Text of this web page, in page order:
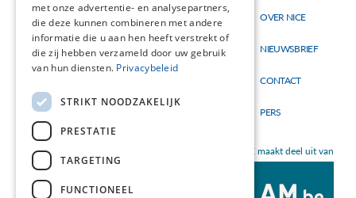
Hoofdnavigatie
Thema's
Materialen
Nieuw
Topmenu
OVER NICE
NIEUWSBRIEF
CONTACT
PERS
NICE maakt deel uit van
met onze advertentie- en analysepartners,
die deze kunnen combineren met andere
informatie die u aan hen heeft verstrekt of
die zij hebben verzameld door uw gebruik
van hun diensten. Privacybeleid
STRIKT NOODZAKELIJK
PRESTATIE
TARGETING
FUNCTIONEEL